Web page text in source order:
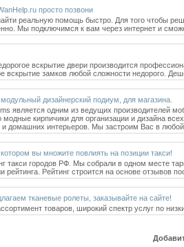
просто позвони
реальную помощь быстро. Для того чтобы
Мы подключимся к вам через интернет и
вскрытие двери производится
вскрытие замков любой сложности недорого.
дизайнерский подиум, для магазина.
является одним из ведущих производителей
кирпичики для организации и дизайна
и домашних интерьеров. Мы застроим Вас в
вы множите повлиять на позиции такси!
такси городов РФ. Мы собрали в одном месте
рейтинга. Рейтинг строится на основе отзывов
тканевые ролеты, заказывайте на сайте!
товаров, широкий спектр услуг по